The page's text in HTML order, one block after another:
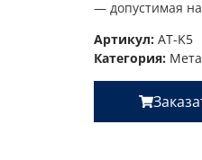
— допустимая
Артикул:AT-K5
Категория: